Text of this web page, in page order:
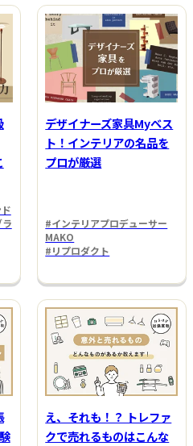
デザイナーズ家具Myベス
ト！インテリアの名品を
プロが厳選
#インテリアプロデューサー
MAKO
#リプロダクト
え、それも！？ トレファ
クで売れるものはこんな